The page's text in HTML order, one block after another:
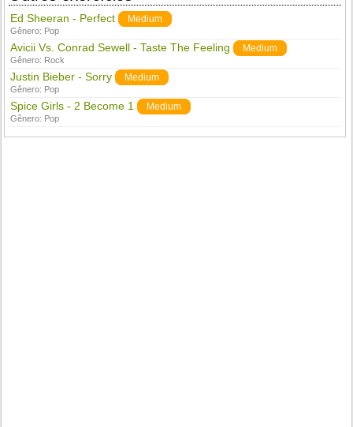
Ed Sheeran - Perfect Medium
Gênero: Pop
Avicii Vs. Conrad Sewell - Taste The Feeling Medium
Gênero: Rock
Justin Bieber - Sorry Medium
Gênero: Pop
Spice Girls - 2 Become 1 Medium
Gênero: Pop